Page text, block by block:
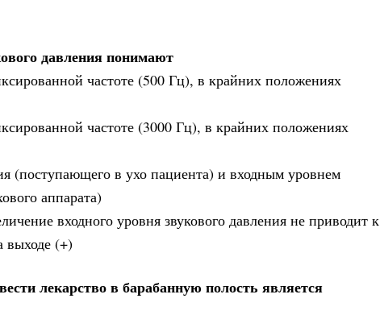
давления понимают
частоте (500 Гц), в крайних положениях
частоте (3000 Гц), в крайних положениях
(поступающего в ухо пациента) и входным уровнем
аппарата)
входного уровня звукового давления не приводит к
выходе (+)
лекарство в барабанную полость является